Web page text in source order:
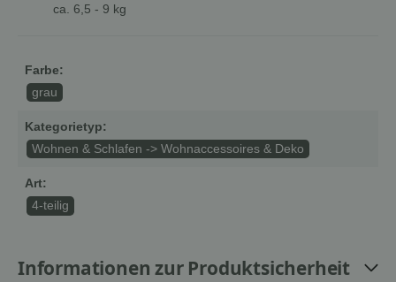
ca. 6,5 - 9 kg
Farbe:
grau
Kategorietyp:
Wohnen & Schlafen -> Wohnaccessoires & Deko
Art:
4-teilig
Informationen zur Produktsicherheit